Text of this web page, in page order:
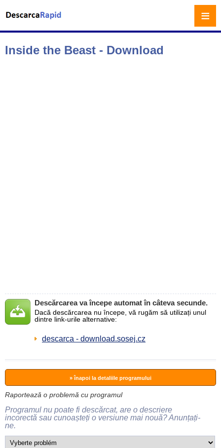
Inside the Beast - Download
Descărcarea va începe automat în câteva secunde.
Dacă descărcarea nu începe, vă rugăm să utilizați unul
dintre link-urile alternative:
descarca - download.sosej.cz
» înapoi la detaliile programului
Raportează o problemă cu programul
Programul nu poate fi descărcat, are o descriere
incorectă sau cunoașteți o versiune mai nouă? Anunțați-
ne.
≡